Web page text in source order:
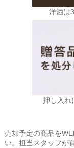
洋酒は
押し入れ
売却予定の商品を
い。担当スタッフが